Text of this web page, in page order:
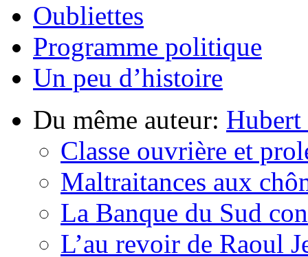
Oubliettes
Programme politique
Un peu d’histoire
Du même auteur:
Classe ouvrière et
Maltraitances aux
La Banque du Sud
L’au revoir de Raoul